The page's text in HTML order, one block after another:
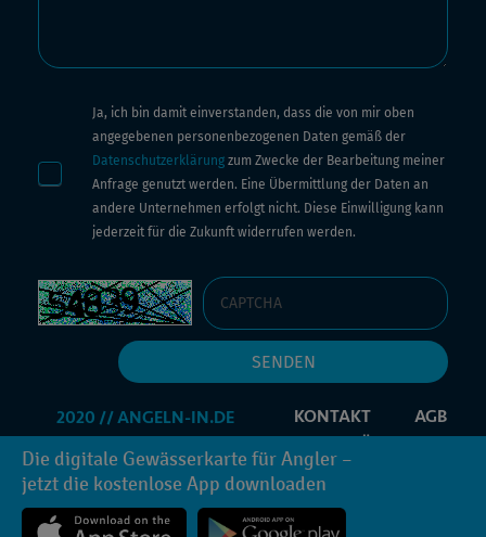
Die digitale Gewässerkarte für Angler –
jetzt die kostenlose App downloaden
Ja, ich bin damit einverstanden, dass die von mir oben
angegebenen personenbezogenen Daten gemäß der
Datenschutzerklärung zum Zwecke der Bearbeitung meiner
Anfrage genutzt werden. Eine Übermittlung der Daten an
andere Unternehmen erfolgt nicht. Diese Einwilligung kann
jederzeit für die Zukunft widerrufen werden.
KONTAKT
AGB
IMPRESSUM
DATENSCHUTZERKLÄRUNG
PROMOCODE
INFORMATIONEN ANFORDERN